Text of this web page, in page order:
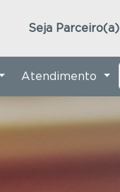
Seja Parceiro(a)
Atendimento